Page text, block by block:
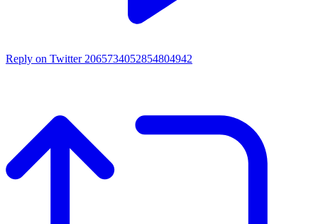
Reply on Twitter 2065734052854804942